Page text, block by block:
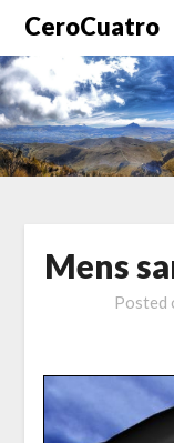
CeroCuatro
Mens
Posted